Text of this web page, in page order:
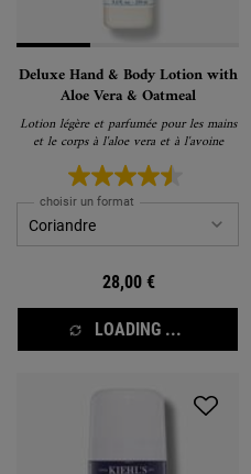
Deluxe Hand & Body Lotion with
Aloe Vera & Oatmeal
Lotion légère et parfumée pour les mains
et le corps à l'aloe vera et à l'avoine
choisir un format
28,00 €
LOADING ...